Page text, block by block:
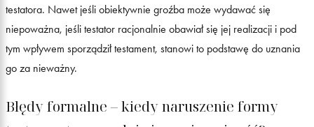
testatora. Nawet jeśli obiektywnie groźba może wydawać się
niepoważna, jeśli testator racjonalnie obawiał się jej realizacji i pod
tym wpływem sporządził testament, stanowi to podstawę do uznania
go za nieważny.
Błędy formalne – kiedy naruszenie formy